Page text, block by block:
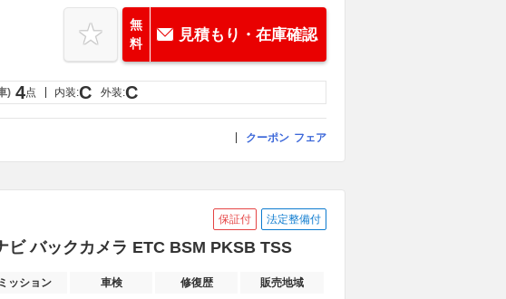
無
料
見積もり・在庫確認
) 4点 内装:C 外装:C
クーポン フェア
保証付 法定整備付
ビ バックカメラ ETC BSM PKSB TSS
ミッション 車検 修復歴 販売地域